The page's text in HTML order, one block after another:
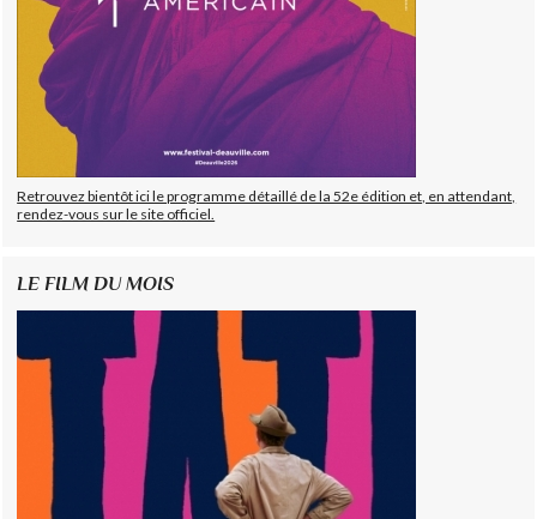
Retrouvez bientôt ici le programme détaillé de la 52e édition et, en attendant,
rendez-vous sur le site officiel.
LE FILM DU MOIS